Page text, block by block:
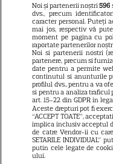
6
3
Noi și partenerii noștri596
dvs., precum
caracter personal. Puteți
mai jos, respectiv vă
moment pe pagina cu
raportate partenerilor
Noi si partenerii nostri
partenere, precum si
date pentru a permite
continutul si anunturile
profilul dvs., pentru a va
si pentru a analiza traficul
art. 15-22 din GDPR in
Aceste drepturi pot fi
“ACCEPT TOATE”,
implica inclusiv acceptul
de catre Vendor-ii cu
SETARILE INDIVIDUAL”
putin cele legate de
ului.